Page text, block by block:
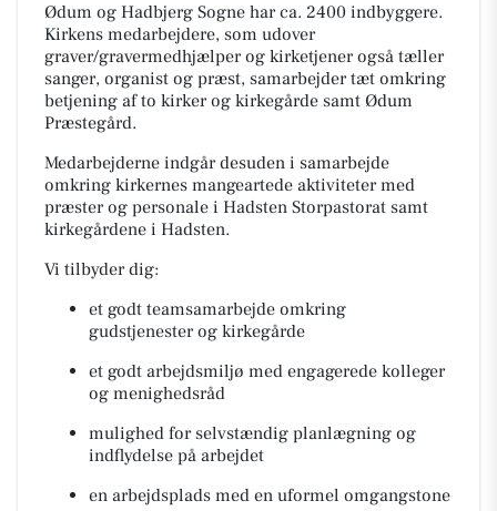
Ødum og Hadbjerg Sogne har ca. 2400 indbyggere.
Kirkens medarbejdere, som udover
graver/gravermedhjælper og kirketjener også tæller
sanger, organist og præst, samarbejder tæt omkring
betjening af to kirker og kirkegårde samt Ødum
Præstegård.
Medarbejderne indgår desuden i samarbejde
omkring kirkernes mangeartede aktiviteter med
præster og personale i Hadsten Storpastorat samt
kirkegårdene i Hadsten.
Vi tilbyder dig:
et godt teamsamarbejde omkring
gudstjenester og kirkegårde
et godt arbejdsmiljø med engagerede kolleger
og menighedsråd
mulighed for selvstændig planlægning og
indflydelse på arbejdet
en arbejdsplads med en uformel omgangstone